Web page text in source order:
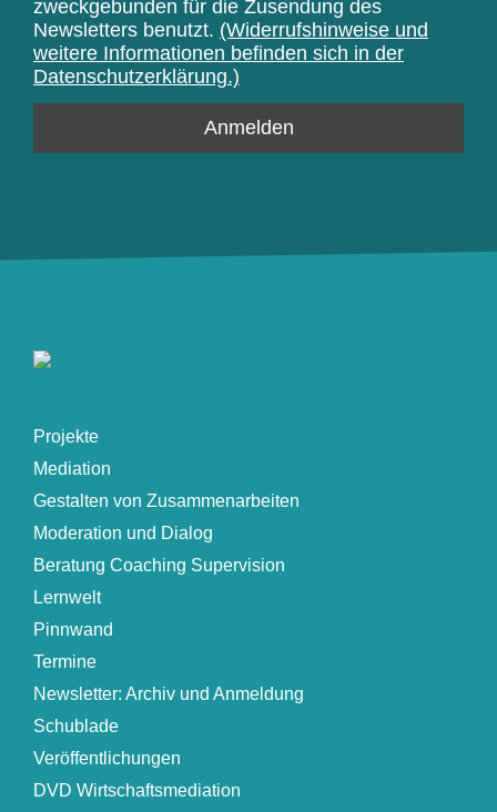
zweckgebunden für die Zusendung des
Newsletters benutzt. (Widerrufshinweise und
weitere Informationen befinden sich in der
Datenschutzerklärung.)
Projekte
Mediation
Gestalten von Zusammenarbeiten
Moderation und Dialog
Beratung Coaching Supervision
Lernwelt
Pinnwand
Termine
Newsletter: Archiv und Anmeldung
Schublade
Veröffentlichungen
DVD Wirtschaftsmediation